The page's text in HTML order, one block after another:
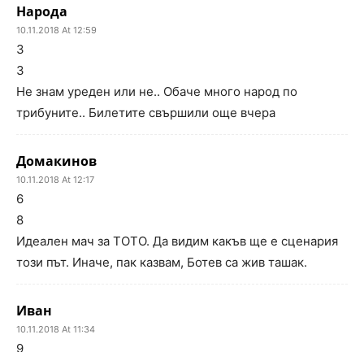
Народа
10.11.2018 At 12:59
3
3
Не знам уреден или не.. Обаче много народ по
трибуните.. Билетите свършили още вчера
Домакинов
10.11.2018 At 12:17
6
8
Идеален мач за ТОТО. Да видим какъв ще е сценария
този път. Иначе, пак казвам, Ботев са жив ташак.
Иван
10.11.2018 At 11:34
9